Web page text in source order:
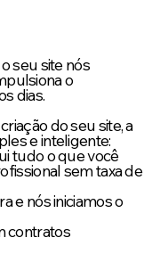
seu site nós
o
dias.
do seu site, a
e inteligente:
tudo o que você
sem taxa de
e nós iniciamos o
contratos